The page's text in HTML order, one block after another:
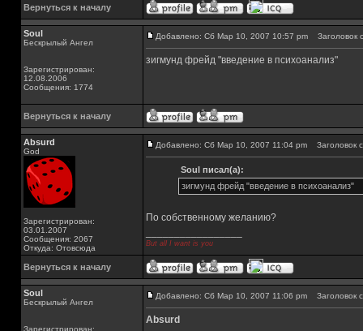
Вернуться к началу
Soul
Бескрылый Ангел
Зарегистрирован:
12.08.2006
Сообщения: 1774
Добавлено: Сб Мар 10, 2007 10:57 pm Заголовок
зигмунд фрейд "введение в психоанализ"
Вернуться к началу
Absurd
God
Зарегистрирован:
03.01.2007
Сообщения: 2067
Откуда: Отовсюда
Добавлено: Сб Мар 10, 2007 11:04 pm Заголовок
Soul писал(а):
зигмунд фрейд "введение в психоанализ"
По собственному желанию?
But all I want is you
Вернуться к началу
Soul
Бескрылый Ангел
Зарегистрирован:
Добавлено: Сб Мар 10, 2007 11:06 pm Заголовок
Absurd